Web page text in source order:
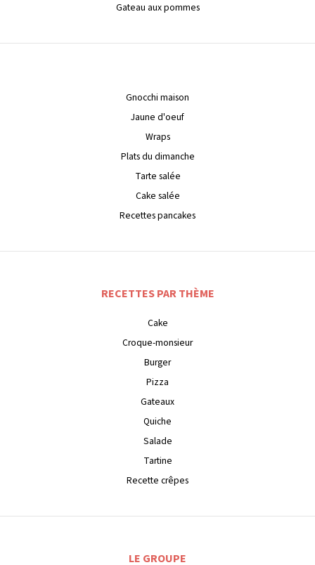
Gateau aux pommes
Gnocchi maison
Jaune d'oeuf
Wraps
Plats du dimanche
Tarte salée
Cake salée
Recettes pancakes
RECETTES PAR THÈME
Cake
Croque-monsieur
Burger
Pizza
Gateaux
Quiche
Salade
Tartine
Recette crêpes
LE GROUPE